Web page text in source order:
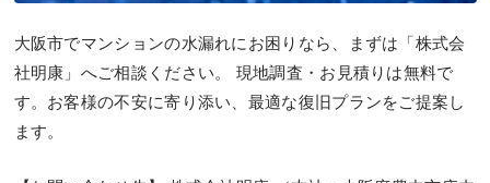
大阪市でマンションの水漏れにお困りなら、まずは「株式会
社明康」へご相談ください。 現地調査・お見積りは無料で
す。お客様の不安に寄り添い、最適な復旧プランをご提案し
ます。